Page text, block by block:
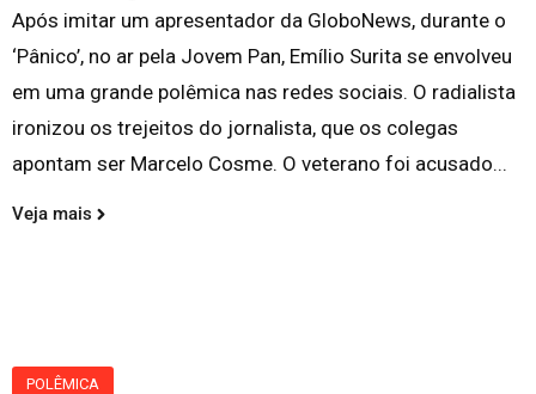
Após imitar um apresentador da GloboNews, durante o
‘Pânico’, no ar pela Jovem Pan, Emílio Surita se envolveu
em uma grande polêmica nas redes sociais. O radialista
ironizou os trejeitos do jornalista, que os colegas
apontam ser Marcelo Cosme. O veterano foi acusado...
Veja mais
POLÊMICA